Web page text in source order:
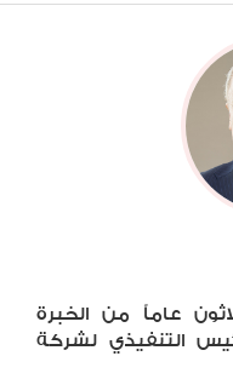
عاماً من الخبرة
التنفيذي لشركة